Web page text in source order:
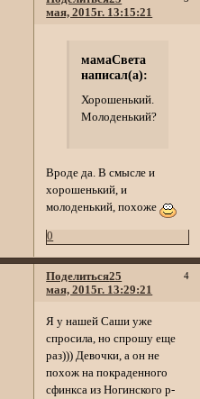
мая, 2015г. 13:15:21
мамаСвета
написал(а):
Хорошенький.
Молоденький?
Вроде да. В смысле и
хорошенький, и
молоденький, похоже
0
Поделиться 4
25
мая, 2015г. 13:29:21
Я у нашей Саши уже
спросила, но спрошу еще
раз))) Девочки, а он не
похож на покраденного
сфинкса из Ногинского р-